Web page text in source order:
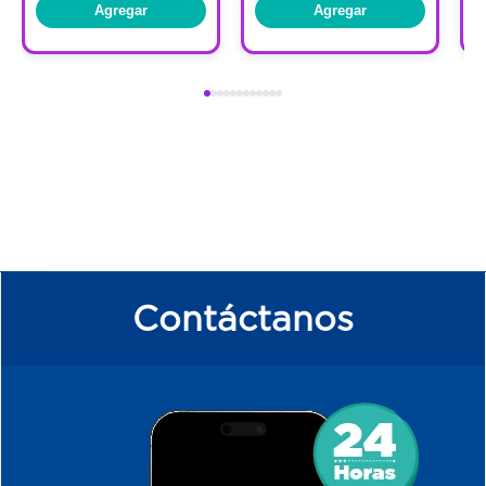
Para mejores resultados, se sugiere usar
junto con Lipikar Syndet AP+ como
Agregar Agregar
Contáctanos